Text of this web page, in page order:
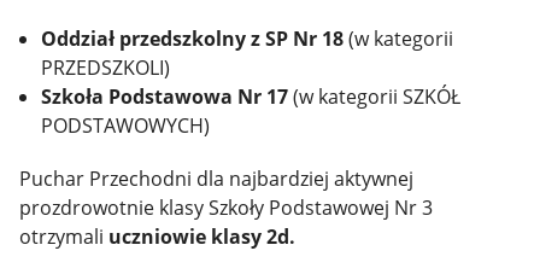
Oddział przedszkolny z SP Nr 18(w kategorii
PRZEDSZKOLI)
Szkoła Podstawowa Nr 17(w kategorii SZKÓŁ
PODSTAWOWYCH)
Puchar Przechodni dla najbardziej aktywnej
prozdrowotnie klasy Szkoły Podstawowej Nr 3
otrzymali uczniowie klasy 2d.